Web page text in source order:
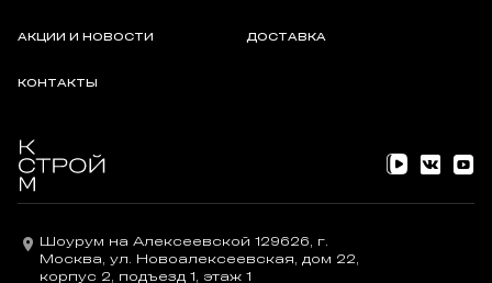
заполнители, специальные полимеры, модифицирующие
АКЦИИ И НОВОСТИ ДОСТАВКА
КОНТАКТЫ
Шоурум на Алексеевской 129626, г.
Москва, ул. Новоалексеевская, дом 22,
корпус 2, подъезд 1, этаж 1